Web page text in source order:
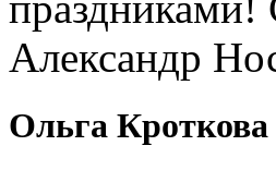
Александр
Ольга Кроткова